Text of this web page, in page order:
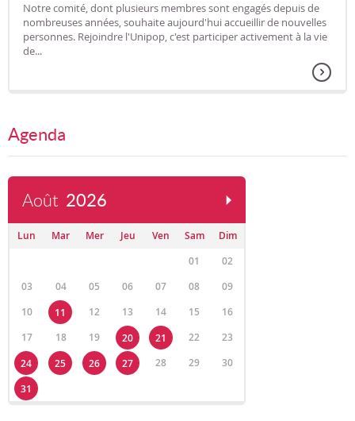
Notre comité, dont plusieurs membres sont engagés depuis de
nombreuses années, souhaite aujourd'hui accueillir de nouvelles
personnes. Rejoindre l'Unipop, c'est participer activement à la vie
de...
Agenda
Août 2026
Lun Mar Mer Jeu Ven Sam
Dim
01
02
03
04 05 06 07 08
09
10
11 12 13 14 15
16
17
18 19 20 21 22
23
24
25 26 27 28 29
30
31